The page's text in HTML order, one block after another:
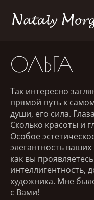
ОЛЬГА
Так интересно
прямой путь к
души, его сила.
Сколько красоты и
Особое
элегантность
как вы
интеллигентность,
художника. Мне
с Вами!